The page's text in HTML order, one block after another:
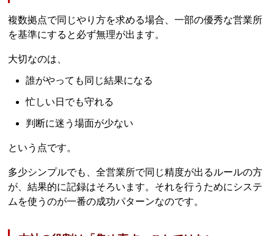
複数拠点で同じやり方を求める場合、一部の優秀な営業所
を基準にすると必ず無理が出ます。
大切なのは、
誰がやっても同じ結果になる
忙しい日でも守れる
判断に迷う場面が少ない
という点です。
多少シンプルでも、全営業所で同じ精度が出るルールの方
が、結果的に記録はそろいます。それを行うためにシステ
ムを使うのが一番の成功パターンなのです。